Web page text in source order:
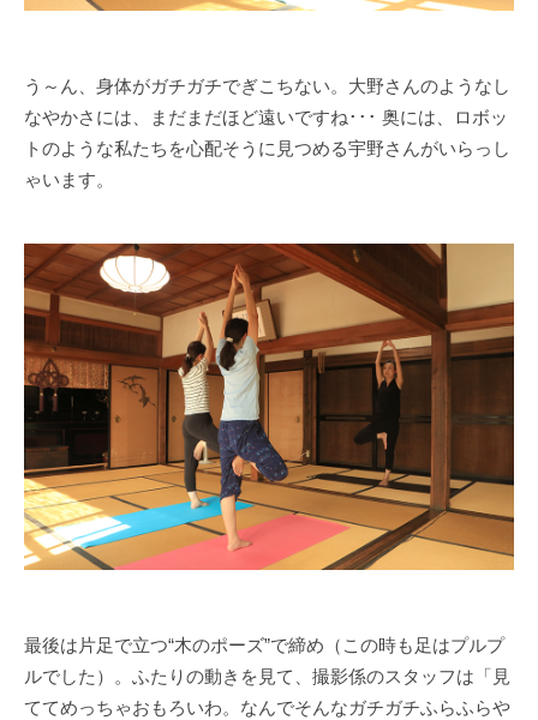
う～ん、身体がガチガチでぎこちない。大野さんのようなし
なやかさには、まだまだほど遠いですね･･･ 奥には、ロボッ
トのような私たちを心配そうに見つめる宇野さんがいらっし
ゃいます。
最後は片足で立つ“木のポーズ”で締め（この時も足はプルプ
ルでした）。ふたりの動きを見て、撮影係のスタッフは「見
ててめっちゃおもろいわ。なんでそんなガチガチふらふらや